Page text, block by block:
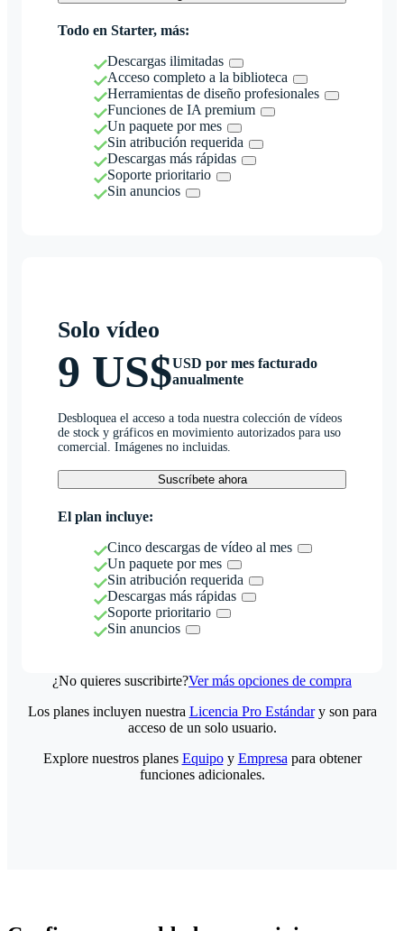
Todo en Starter, más:
Descargas ilimitadas
Acceso completo a la biblioteca
Herramientas de diseño profesionales
Funciones de IA premium
Un paquete por mes
Sin atribución requerida
Descargas más rápidas
Soporte prioritario
Sin anuncios
Solo vídeo
9 US$USD por mes facturado
anualmente
Desbloquea el acceso a toda nuestra colección de vídeos
de stock y gráficos en movimiento autorizados para uso
comercial. Imágenes no incluidas.
Suscríbete ahora
El plan incluye:
Cinco descargas de vídeo al mes
Un paquete por mes
Sin atribución requerida
Descargas más rápidas
Soporte prioritario
Sin anuncios
¿No quieres suscribirte?Ver más opciones de compra
Los planes incluyen nuestra Licencia Pro Estándary son para
acceso de un solo usuario.
Explore nuestros planes Equipoy Empresa para obtener
funciones adicionales.